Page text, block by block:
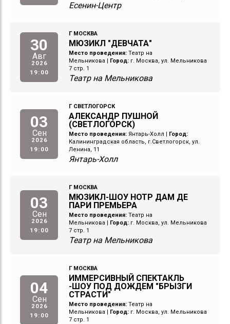
Есенин-Центр
30
Авг
2026
19:00
Г МОСКВА
МЮЗИКЛ "ДЕВЧАТА"
Место проведения: Театр на
Мельникова
Город: г. Москва, ул. Мельникова
7 стр. 1
Театр на Мельникова
03
Сен
2026
19:00
Г СВЕТЛОГОРСК
АЛЕКСАНДР ПУШНОЙ
(СВЕТЛОГОРСК)
Место проведения: Янтарь-Холл
Город:
Калининградская область, г.Светлогорск, ул.
Ленина, 11
Янтарь-Холл
03
Сен
2026
19:00
Г МОСКВА
МЮЗИКЛ-ШОУ НОТР ДАМ ДЕ
ПАРИ ПРЕМЬЕРА
Место проведения: Театр на
Мельникова
Город: г. Москва, ул. Мельникова
7 стр. 1
Театр на Мельникова
04
Сен
2026
19:00
Г МОСКВА
ИММЕРСИВНЫЙ СПЕКТАКЛЬ
-ШОУ ПОД ДОЖДЕМ "БРЫЗГИ
СТРАСТИ"
Место проведения: Театр на
Мельникова
Город: г. Москва, ул. Мельникова
7 стр. 1